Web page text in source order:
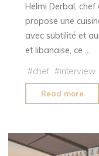
Helmi Derbal, chef
propose une
avec subtilité et
et libanaise, ce …
#chef #interview
Read more